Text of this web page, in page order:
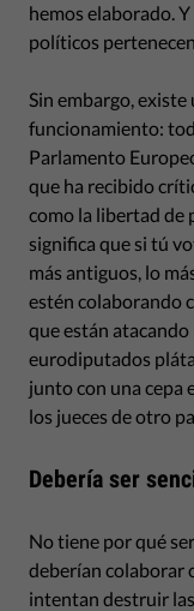
hemos elaborado. Y
políticos
Sin embargo,
funcionamiento:
Parlamento
que ha recibido
como la libertad de
significa que si tú
más antiguos, lo
estén colaborando
que están atacando
eurodiputados
junto con una cepa
los jueces de otro
Debería ser
No tiene por qué
deberían colaborar
intentan destruir